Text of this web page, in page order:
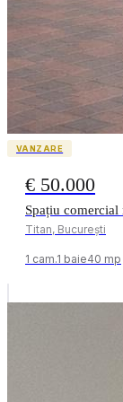
VANZARE
€ 50.000
Spațiu
Titan, București
1 cam.1 baie40 mp